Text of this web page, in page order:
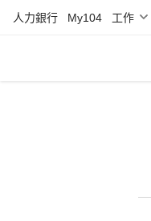
人力銀行 My104 工作